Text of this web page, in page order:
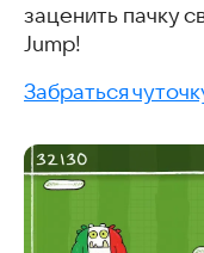
заценить пачку
Jump!
Забраться